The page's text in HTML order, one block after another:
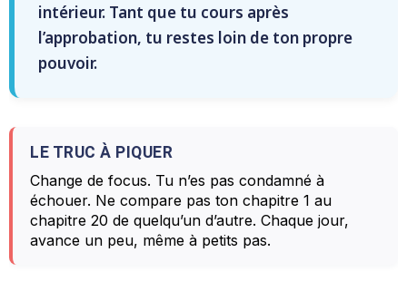
intérieur. Tant que tu cours après
l’approbation, tu restes loin de ton propre
pouvoir.
LE TRUC À PIQUER
Change de focus. Tu n’es pas condamné à
échouer. Ne compare pas ton chapitre 1 au
chapitre 20 de quelqu’un d’autre. Chaque jour,
avance un peu, même à petits pas.